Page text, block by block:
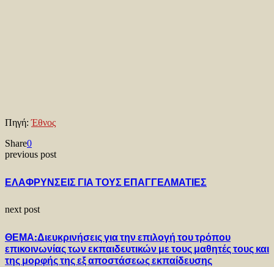
Πηγή:Έθνος
Share0
previous post
ΕΛΑΦΡΥΝΣΕΙΣ ΓΙΑ ΤΟΥΣ ΕΠΑΓΓΕΛΜΑΤΙΕΣ
next post
ΘΕΜΑ:Διευκρινήσεις για την επιλογή του τρόπου
επικοινωνίας των εκπαιδευτικών με τους μαθητές τους και
της μορφής της εξ αποστάσεως εκπαίδευσης